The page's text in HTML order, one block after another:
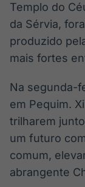
Templo do
da Sérvia,
produzido
mais fortes
Na segunda-
em Pequim.
trilharem
um futuro
comum,
abrangente